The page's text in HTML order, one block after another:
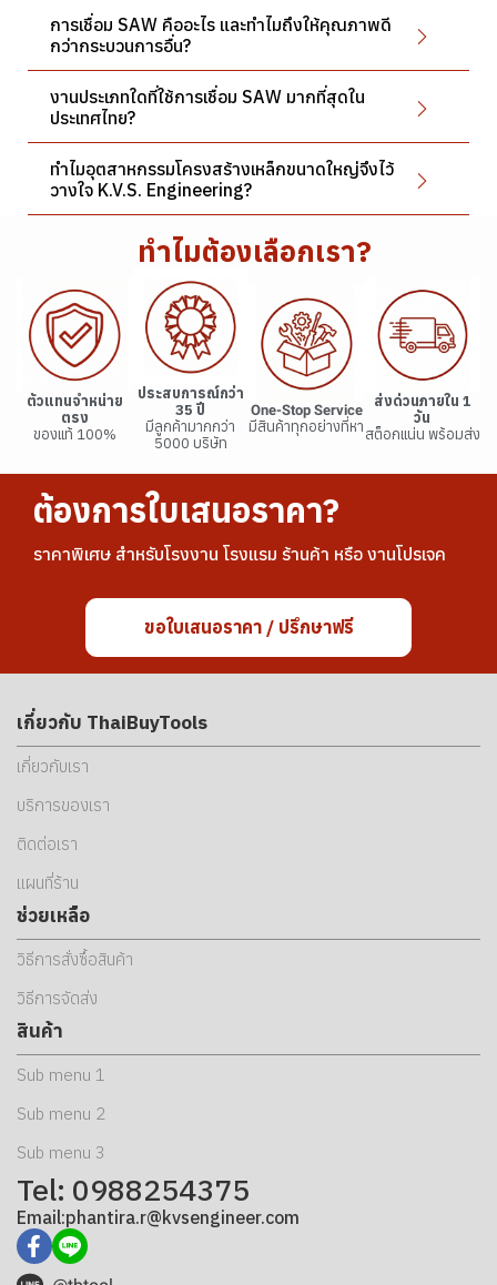
การเชื่อม SAW คืออะไร และทำไมถึงให้คุณภาพดี
กว่ากระบวนการอื่น?
งานประเภทใดที่ใช้การเชื่อม SAW มากที่สุดใน
ประเทศไทย?
ทำไมอุตสาหกรรมโครงสร้างเหล็กขนาดใหญ่จึงไว้
วางใจ K.V.S. Engineering?
ทำไมต้องเลือกเรา?
ตัวแทนจำหน่าย
ตรง
ของแท้ 100%
ประสบการณ์กว่า
35 ปี
มีลูกค้ามากกว่า
5000 บริษัท
One-Stop Service
มีสินค้าทุกอย่างที่หา
ส่งด่วนภายใน 1
วัน
สต็อกแน่น พร้อมส่ง
ต้องการใบเสนอราคา?
ราคาพิเศษ สำหรับโรงงาน โรงแรม ร้านค้า หรือ งานโปรเจค
ขอใบเสนอราคา / ปรึกษาฟรี
เกี่ยวกับ ThaiBuyTools
เกี่ยวกับเรา
บริการของเรา
ติดต่อเรา
แผนที่ร้าน
ช่วยเหลือ
วิธีการสั่งซื้อสินค้า
วิธีการจัดส่ง
สินค้า
Sub menu 1
Sub menu 2
Sub menu 3
Tel: 0988254375
Email:phantira.r@kvsengineer.com